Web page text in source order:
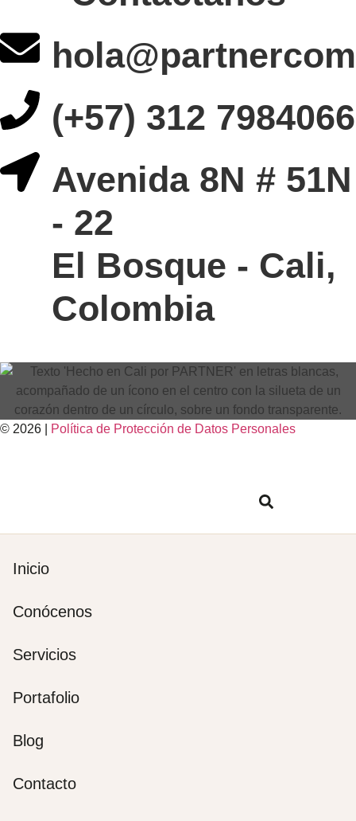
(+57) 312 7984066
Avenida 8N # 51N
- 22
El Bosque - Cali,
Colombia
© 2026 | Política de Protección de Datos Personales
Inicio
Conócenos
Servicios
Portafolio
Blog
Contacto